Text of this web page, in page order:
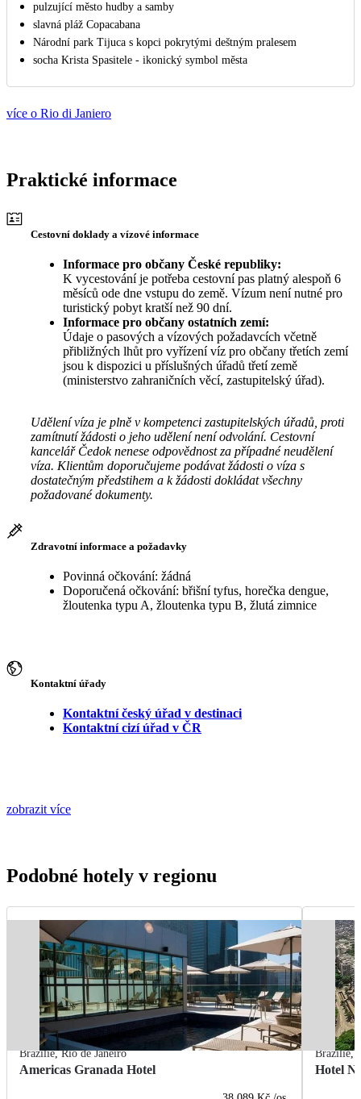
pulzující město hudby a samby
slavná pláž Copacabana
Národní park Tijuca s kopci pokrytými deštným pralesem
socha Krista Spasitele - ikonický symbol města
více o Rio di Janiero
Praktické informace
Cestovní doklady a vízové informace
Informace pro občany České republiky:
K vycestování je potřeba cestovní pas platný alespoň 6
měsíců ode dne vstupu do země. Vízum není nutné pro
turistický pobyt kratší než 90 dní.
Informace pro občany ostatních zemí:
Údaje o pasových a vízových požadavcích včetně
přibližných lhůt pro vyřízení víz pro občany třetích zemí
jsou k dispozici u příslušných úřadů třetí země
(ministerstvo zahraničních věcí, zastupitelský úřad).
Udělení víza je plně v kompetenci zastupitelských úřadů, proti
zamítnutí žádosti o jeho udělení není odvolání. Cestovní
kancelář Čedok nenese odpovědnost za případné neudělení
víza. Klientům doporučujeme podávat žádosti o víza s
dostatečným předstihem a k žádosti dokládat všechny
požadované dokumenty.
Zdravotní informace a požadavky
Povinná očkování: žádná
Doporučená očkování: břišní tyfus, horečka dengue,
žloutenka typu A, žloutenka typu B, žlutá zimnice
Kontaktní úřady
Kontaktní český úřad v destinaci
Kontaktní cizí úřad v ČR
zobrazit více
Podobné hotely v regionu
Brazílie,Rio de Janeiro
Americas Granada Hotel
Brazílie,
Hotel